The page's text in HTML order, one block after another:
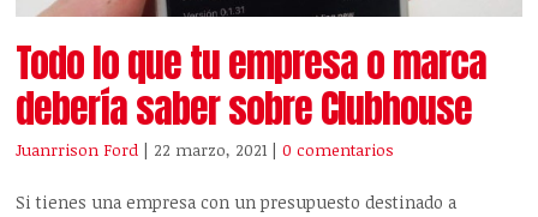
Todo lo que tu empresa o marca
debería saber sobre Clubhouse
Juanrrison Ford | 22 marzo, 2021 |0 comentarios
Si tienes una empresa con un presupuesto destinado a